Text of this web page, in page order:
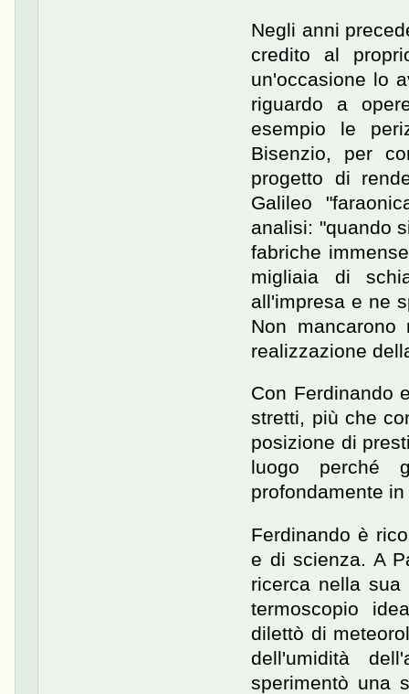
Negli anni
credito al
un'occasione lo
riguardo a
esempio le
Bisenzio, per
progetto di
Galileo
analisi: "quando
fabriche
migliaia di
all'impresa e ne
Non
realizzazione
Con Ferdinando
stretti, più che
posizione di
luogo perché
profondamente
Ferdinando è
e di scienza. A
ricerca nella sua
termoscopio
dilettò di
dell'umidità
sperimentò una